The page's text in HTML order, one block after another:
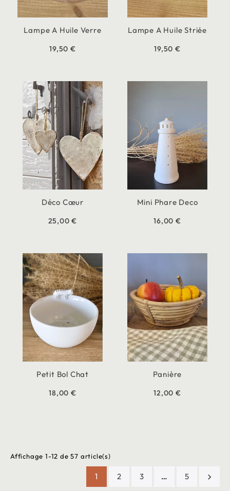
Lampe A Huile Verre
19,50 €
Lampe A Huile Striée
19,50 €
Déco Cœur
25,00 €
Mini Phare Deco
16,00 €
Petit Bol Chat
18,00 €
Panière
12,00 €
Affichage 1-12 de 57 article(s)
1 2 3 … 5 